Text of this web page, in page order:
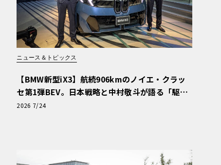
ニュース＆トピックス
【BMW新型iX3】航続906kmのノイエ・クラッ
セ第1弾BEV。日本戦略と中村敬斗が語る「駆け
ぬける歓び」
2026 7/24